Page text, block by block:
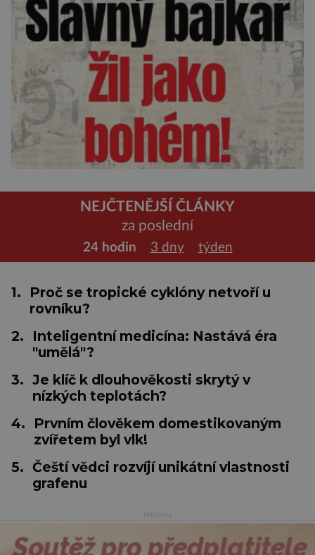
NEJČTENĚJŠÍ ČLÁNKY
za poslední
24 hodin 3 dny týden
1.
Proč se tropické cyklóny netvoří u
rovníku?
2.
Inteligentní medicína: Nastává éra
"umělá"?
3. Je klíč k dlouhověkosti skrytý v
nízkých teplotách?
4.
Prvním člověkem domestikovaným
zvířetem byl vlk!
5. Čeští vědci rozvíjí unikátní vlastnosti
grafenu